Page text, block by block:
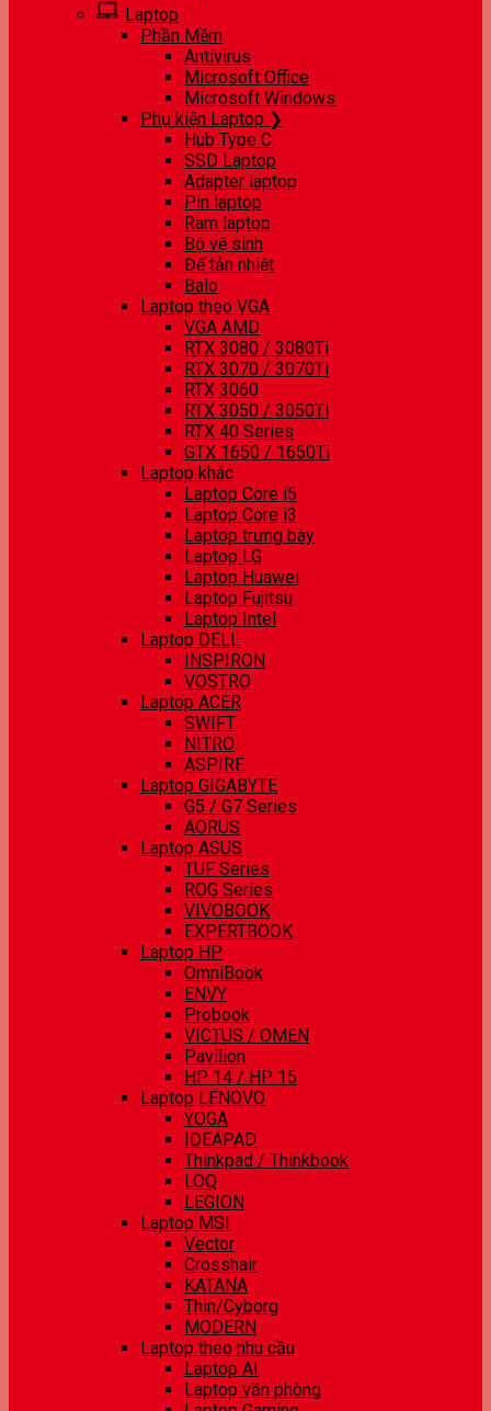
Laptop
Phần Mềm
Antivirus
Microsoft Office
Microsoft Windows
Phụ kiện Laptop ❯
Hub Type C
SSD Laptop
Adapter laptop
Pin laptop
Ram laptop
Bộ vệ sinh
Đế tản nhiệt
Balo
Laptop theo VGA
VGA AMD
RTX 3080 / 3080Ti
RTX 3070 / 3070Ti
RTX 3060
RTX 3050 / 3050Ti
RTX 40 Series
GTX 1650 / 1650Ti
Laptop khác
Laptop Core i5
Laptop Core i3
Laptop trưng bày
Laptop LG
Laptop Huawei
Laptop Fujitsu
Laptop Intel
Laptop DELL
INSPIRON
VOSTRO
Laptop ACER
SWIFT
NITRO
ASPIRE
Laptop GIGABYTE
G5 / G7 Series
AORUS
Laptop ASUS
TUF Series
ROG Series
VIVOBOOK
EXPERTBOOK
Laptop HP
OmniBook
ENVY
Probook
VICTUS / OMEN
Pavilion
HP 14 / HP 15
Laptop LENOVO
YOGA
IDEAPAD
Thinkpad / Thinkbook
LOQ
LEGION
Laptop MSI
Vector
Crosshair
KATANA
Thin/Cyborg
MODERN
Laptop theo nhu cầu
Laptop AI
Laptop văn phòng